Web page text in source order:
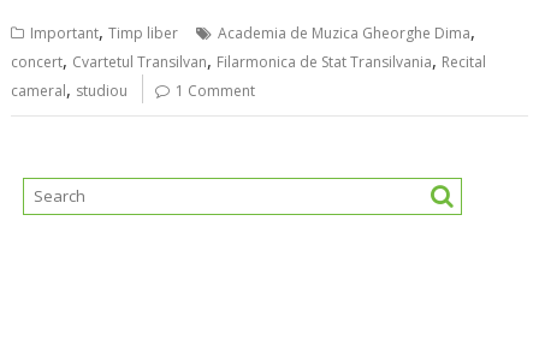
Important,Timp liber Academia de Muzica Gheorghe Dima,
concert, Cvartetul Transilvan, Filarmonica de Stat Transilvania, Recital
cameral, studiou 1 Comment